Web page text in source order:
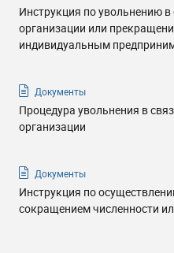
Инструкция по увольнению в
организации или
индивидуальным
Документы
Процедура увольнения в
организации
Документы
Инструкция по
сокращением численности